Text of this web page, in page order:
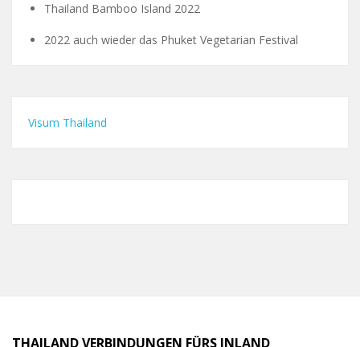
Thailand Bamboo Island 2022
2022 auch wieder das Phuket Vegetarian Festival
Visum Thailand
THAILAND VERBINDUNGEN FÜRS INLAND